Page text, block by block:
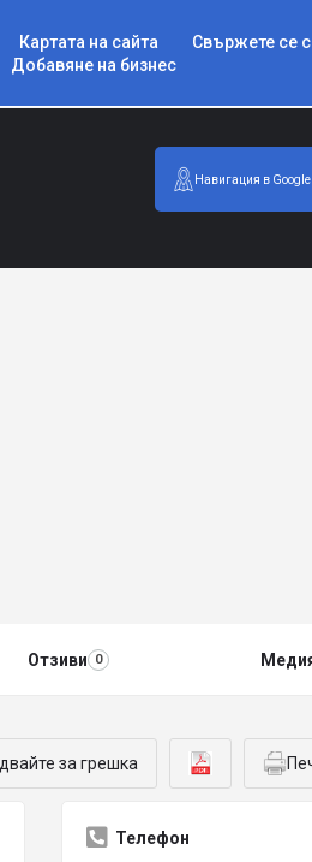
Картата на сайта
Свържете се
Добавяне на бизнес
Навигация в Google
Отзиви 0
за грешка
Телефон